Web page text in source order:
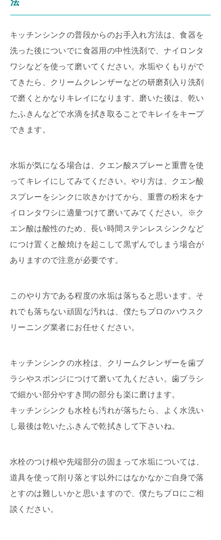
法
キッチンシンクの普段からのお手入れ方法は、食器を
洗った後についでに食器用の中性洗剤で、ナイロンタ
ワシなどを使って磨いてください。水垢やくもりがで
てきたら、クリームクレンザーなどの研磨剤入り洗剤
で磨くとかなりキレイになります。磨いた後は、乾い
たふきんなどで水滴を拭き取ることでキレイをキープ
できます。
水垢が気になる場合は、クエン酸スプレーと重曹を使
ってキレイにしてみてください。やり方は、クエン酸
スプレーをシンクに吹きかけてから、重曹の粉末をナ
イロンタワシに適量つけて磨いてみてください。※ク
エン酸は酸性のため、長い時間ステンレスシンクなど
につけ置くと酸焼けを起こして黒ずんでしまう場合が
ありますので注意が必要です。
このやり方である程度の水垢は落ちると思います。そ
れでも落ちない頑固な汚れは、僕たちプロのハウスク
リーニング業者にお任せください。
キッチンシンクの水栓は、クリームクレンザーを歯ブ
ラシやスポンジにつけて磨いて九ください。歯ブラシ
で細かい部分やすき間の部分も楽に磨けます。
キッチンシンクも水栓も汚れが落ちたら、よく水洗い
し最後は乾いたふきんで乾拭きして下さいね。
水栓のつけ根や先端部分の固まって水垢については、
道具を使って削り落とす以外にはなかなかご自身で落
とすのは難しいかと思いますので、僕たちプロにご相
談ください。